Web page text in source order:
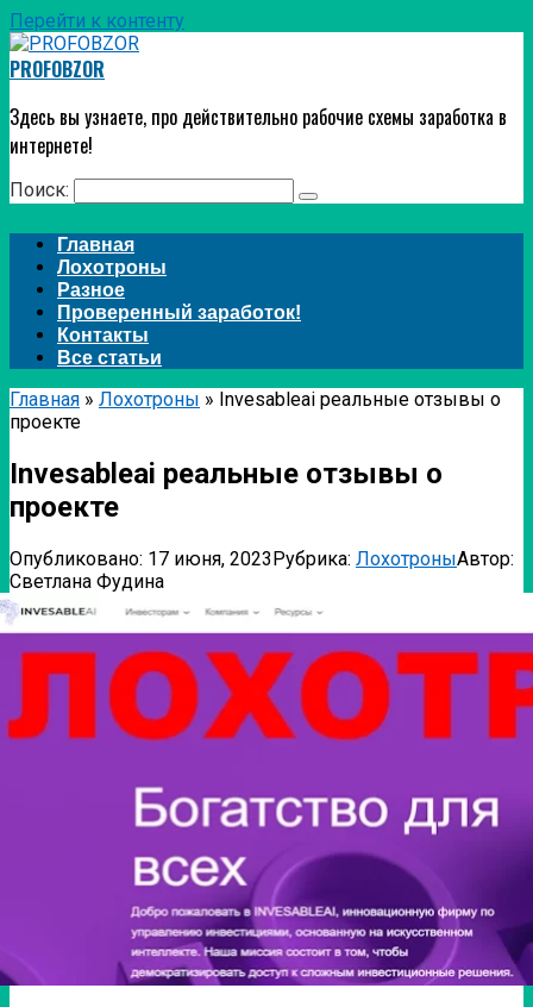
Перейти к контенту
PROFOBZOR
Здесь вы узнаете, про действительно рабочие схемы заработка в
интернете!
Поиск:
Главная
Лохотроны
Разное
Проверенный заработок!
Контакты
Все статьи
Главная » Лохотроны » Invesableai реальные отзывы о
проекте
Invesableai реальные отзывы о
проекте
Опубликовано: 17 июня, 2023Рубрика: ЛохотроныАвтор:
Светлана Фудина